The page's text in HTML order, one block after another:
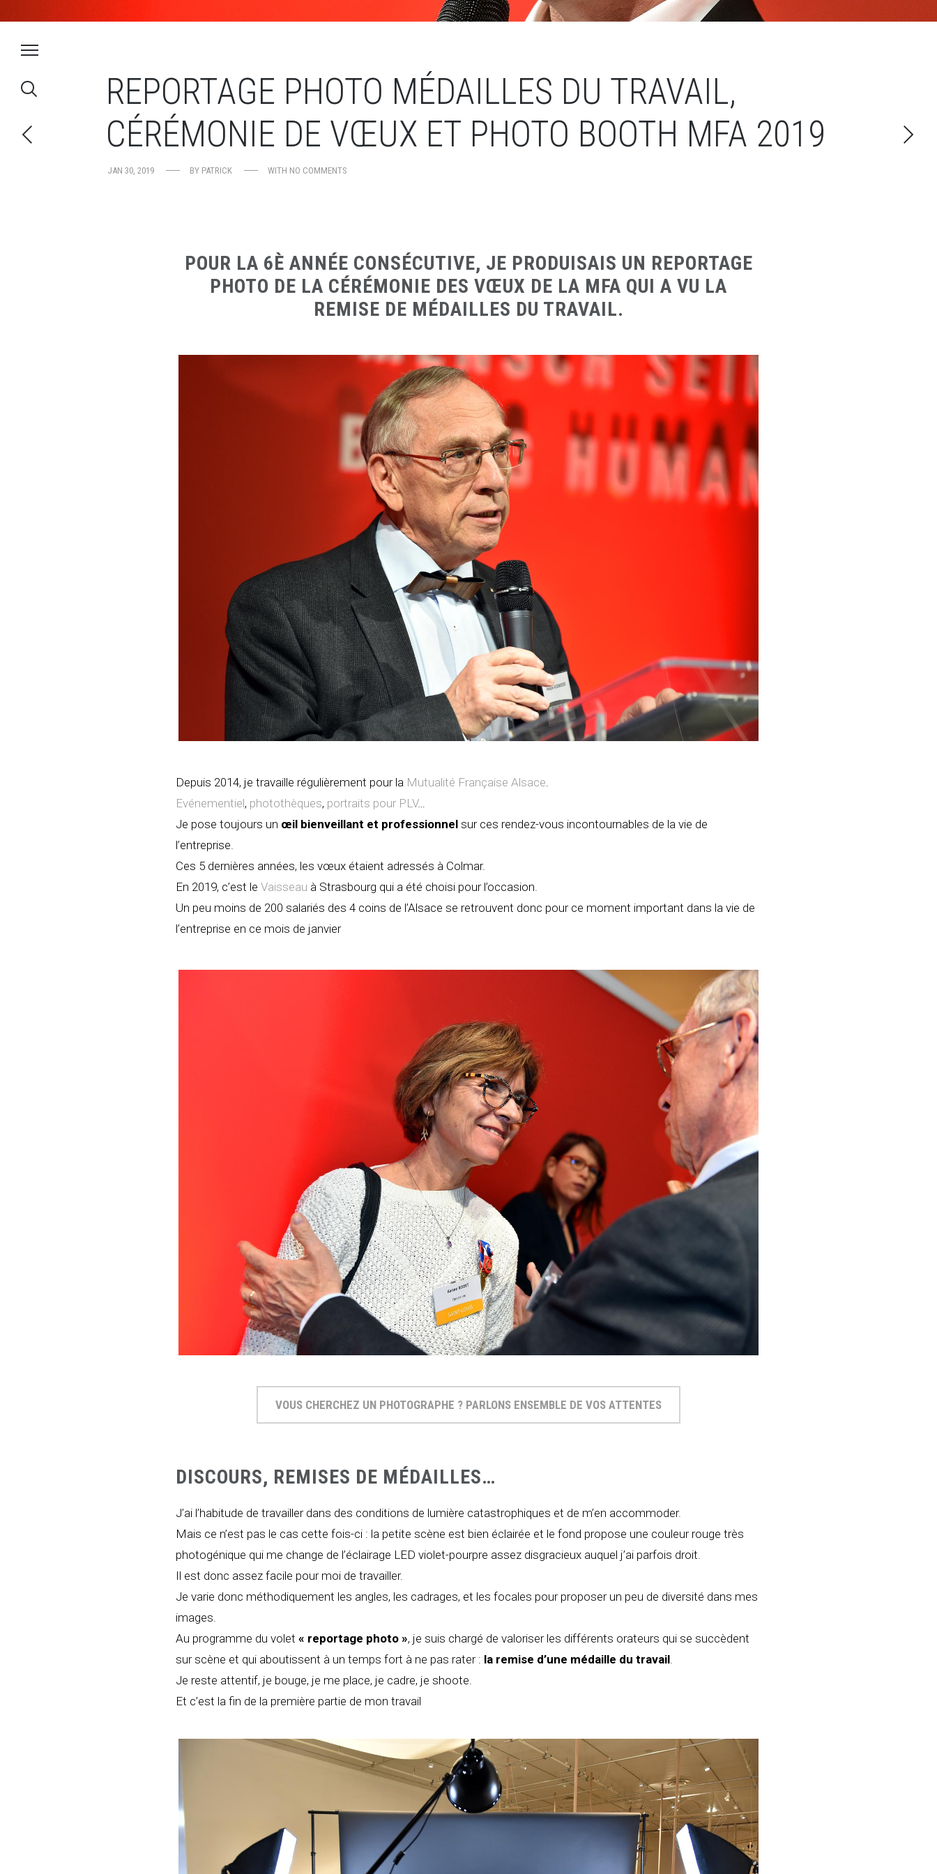
REPORTAGE PHOTO MÉDAILLES DU TRAVAIL,
CÉRÉMONIE DE VŒUX ET PHOTO BOOTH MFA 2019
JAN 30, 2019 BY PATRICK WITH NO COMMENTS
POUR LA 6È ANNÉE CONSÉCUTIVE, JE PRODUISAIS UN REPORTAGE
PHOTO DE LA CÉRÉMONIE DES VŒUX DE LA MFA QUI A VU LA
REMISE DE MÉDAILLES DU TRAVAIL.
Depuis 2014, je travaille régulièrement pour la Mutualité Française Alsace
Evénementiel, photothèques, portraits pour PLV…
Je pose toujours un œil bienveillant et professionnel sur ces rendez-vous incontournables de la vie de
l’entreprise.
Ces 5 dernières années, les vœux étaient adressés à Colmar.
En 2019, c’est le Vaisseau à Strasbourg qui a été choisi pour l’occasion.
Un peu moins de 200 salariés des 4 coins de l’Alsace se retrouvent donc pour ce moment important dans la vie de
l’entreprise en ce mois de janvier
VOUS CHERCHEZ UN PHOTOGRAPHE ? PARLONS ENSEMBLE DE VOS ATTENTES
DISCOURS, REMISES DE MÉDAILLES…
J’ai l’habitude de travailler dans des conditions de lumière catastrophiques et de m’en accommoder.
Mais ce n’est pas le cas cette fois-ci : la petite scène est bien éclairée et le fond propose une couleur rouge très
photogénique qui me change de l’éclairage LED violet-pourpre assez disgracieux auquel j’ai parfois droit.
Il est donc assez facile pour moi de travailler.
Je varie donc méthodiquement les angles, les cadrages, et les focales pour proposer un peu de diversité dans mes
images.
Au programme du volet « reportage photo », je suis chargé de valoriser les différents orateurs qui se succèdent
sur scène et qui aboutissent à un temps fort à ne pas rater : la remise d’une médaille du travail.
Je reste attentif, je bouge, je me place, je cadre, je shoote.
Et c’est la fin de la première partie de mon travail